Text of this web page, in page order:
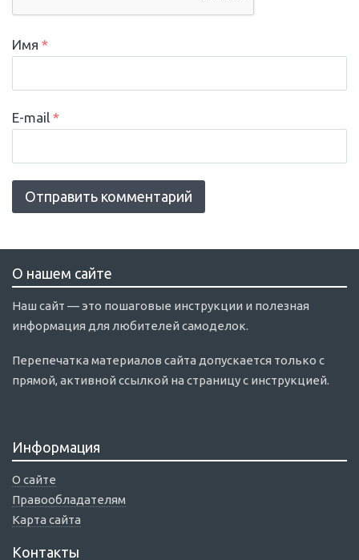
Имя *
E-mail *
О нашем сайте
Наш сайт — это пошаговые инструкции и полезная
информация для любителей самоделок.
Перепечатка материалов сайта допускается только с
прямой, активной ссылкой на страницу с инструкцией.
Информация
О сайте
Правообладателям
Карта сайта
Контакты